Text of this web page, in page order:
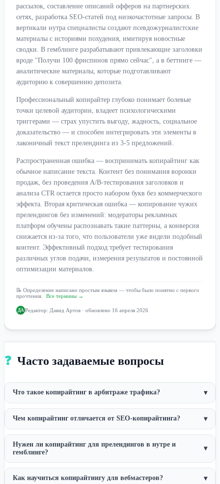
рассылок, составление описаний офферов на партнерских
сетях, разработка SEO-статей под низкочастотные запросы. В
вертикали нутра специалисты создают псевдожурналистские
материалы с историями похудения, имитируя новостные
сводки. В гемблинге разрабатывают привлекающие заголовки
вроде "Получи 100 фриспинов прямо сейчас", а в беттинге —
аналитические материалы, которые подготавливают
аудиторию к совершению депозита.
Профессиональный копирайтер глубоко понимает болевые
точки целевой аудитории, владеет психологическими
триггерами — страх упустить выгоду, жадность, социальное
доказательство — и способен интегрировать эти элементы в
лаконичный текст прелендинга из 3-5 предложений.
Распространенная ошибка — воспринимать копирайтинг как
обычное написание текста. Контент без понимания воронки
продаж, без проведения A/B-тестирования заголовков и
анализа CTR остается просто набором букв без коммерческого
эффекта. Вторая критическая ошибка — копирование чужих
прелендингов без изменений: модераторы рекламных
платформ обучены распознавать такие паттерны, а конверсия
снижается из-за того, что пользователи уже видели подобный
контент. Эффективный подход требует тестирования
различных углов подачи, измерения результатов и постоянной
оптимизации материалов.
📝 Определение написано простым языком — чтобы было понятно с первого
прочтения.
Все термины →
ДА Редактор: Давид Артов · обновлено 16 апреля 2026
❓ Часто задаваемые вопросы
Что такое копирайтинг в арбитраже трафика? ▾
Чем копирайтинг отличается от SEO-копирайтинга? ▾
Нужен ли копирайтинг для прелендингов в нутре и
гемблинге?
▾
Как научиться копирайтингу для вебмастеров? ▾